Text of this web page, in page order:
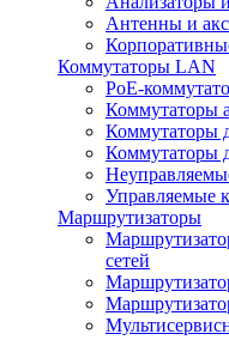
Антенны и
Коммутаторы LAN
PoE-
Коммутаторы
Коммутаторы
Коммутаторы
Управляемые
Маршрутизаторы
сетей